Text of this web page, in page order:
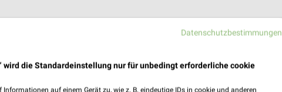
Deutschland
Datenschutzbestimmungen
wird die Standardeinstellung nur für unbedingt erforderliche cookie
auf einem Gerät zu, wie z. B. eindeutige IDs in cookie und anderen